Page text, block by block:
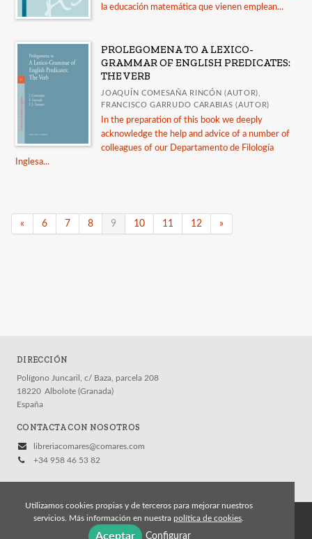
la educación matemática que vienen emplean...
PROLEGOMENA TO A LEXICO-
GRAMMAR OF ENGLISH PREDICATES:
THE VERB
JOAQUÍN COMESAÑA RINCÓN (AUTOR),
FRANCISCO GARRUDO CARABIAS (AUTOR)
In the preparation of this book we deeply
acknowledge the help and advice of a number of
colleagues of our Departamento de Filología
Inglesa...
« 6 7 8 9 10 11 12 »
DIRECCIÓN
Polígono Juncaril, c/ Baza, parcela 208
18220 Albolote (Granada)
España
CONTACTA CON NOSOTROS
libreriacomares@comares.com
+34 958 46 53 82
© 2026, Editorial Comares
Utilizamos cookies propias y de terceros para mejorar nuestros
servicios. Más información en nuestra política de cookies
Aceptar Configurar